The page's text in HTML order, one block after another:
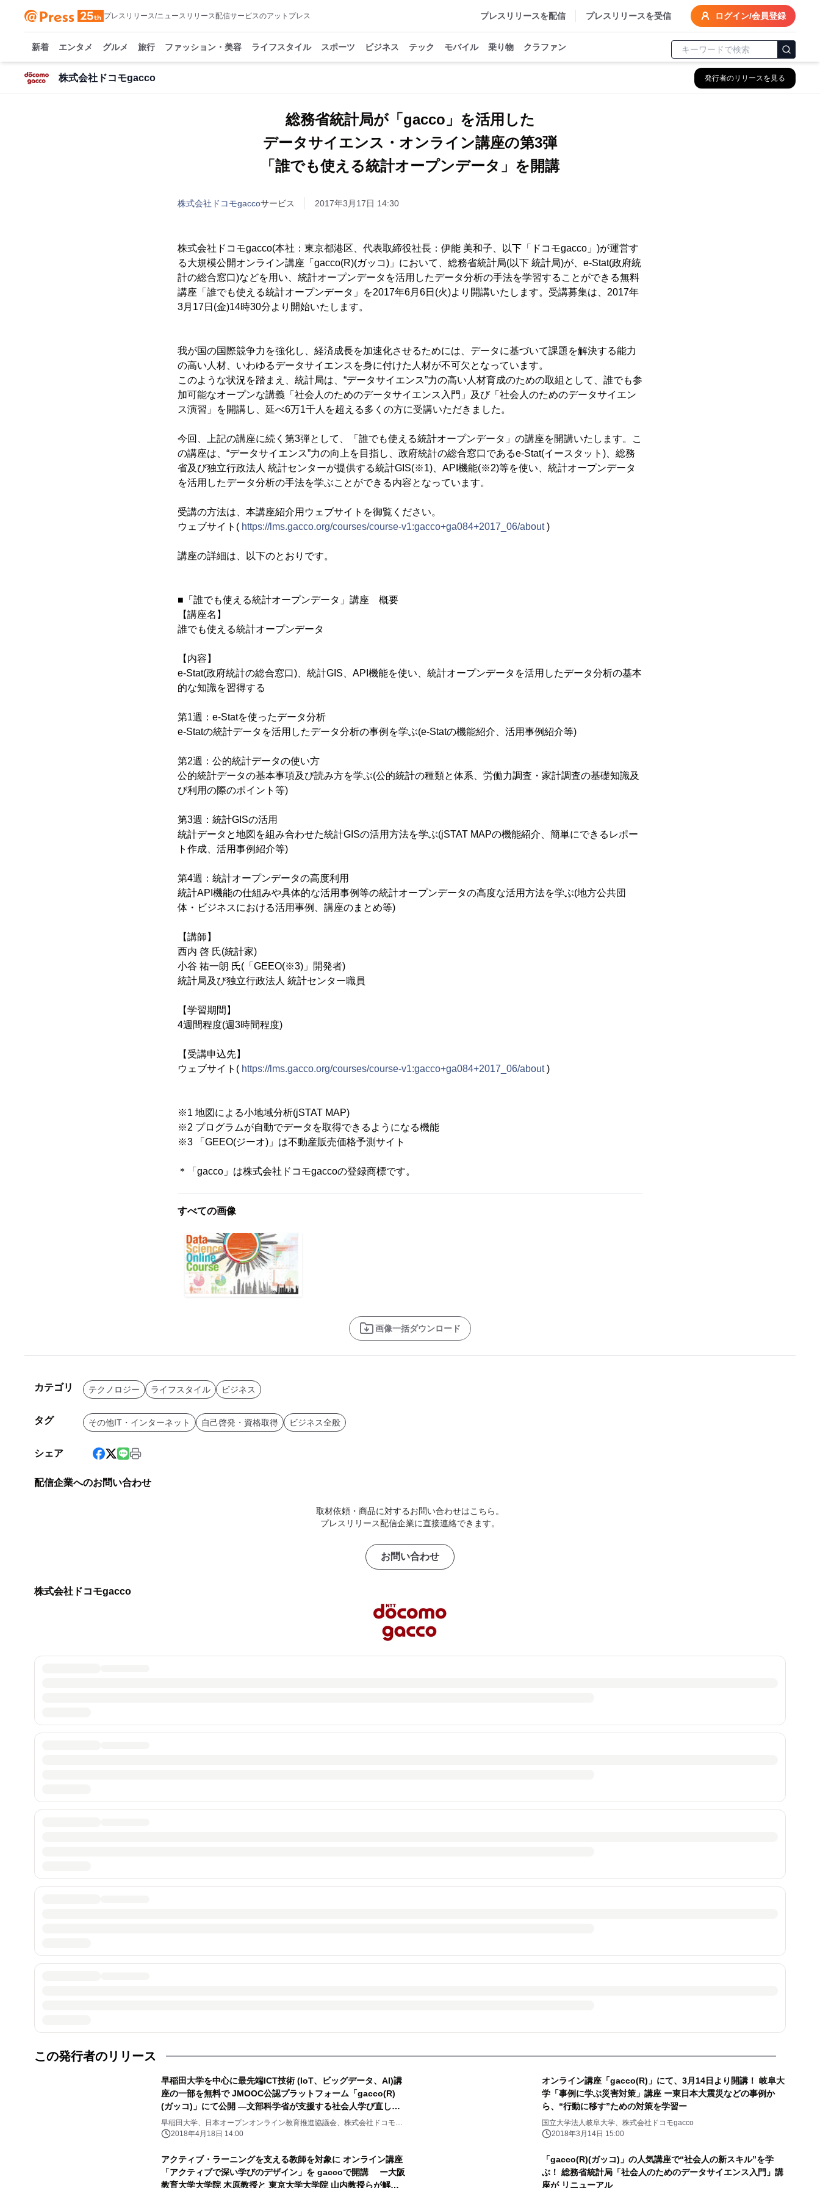
プレスリリース/ニュースリリース配信サービスのアットプレス プレスリリースを配信 プレスリリースを受信 ログイン/会員登録
新着 エンタメ グルメ 旅行 ファッション・美容 ライフスタイル スポーツ ビジネス テック モバイル 乗り物 クラファン
株式会社ドコモgacco 発行者のリリースを見る
総務省統計局が「gacco」を活用した
データサイエンス・オンライン講座の第3弾
「誰でも使える統計オープンデータ」を開講
株式会社ドコモgaccoサービス 2017年3月17日 14:30
株式会社ドコモgacco(本社：東京都港区、代表取締役社長：伊能 美和子、以下「ドコモgacco」)が運営す
る大規模公開オンライン講座「gacco(R)(ガッコ)」において、総務省統計局(以下 統計局)が、e-Stat(政府統
計の総合窓口)などを用い、統計オープンデータを活用したデータ分析の手法を学習することができる無料
講座「誰でも使える統計オープンデータ」を2017年6月6日(火)より開講いたします。受講募集は、2017年
3月17日(金)14時30分より開始いたします。
我が国の国際競争力を強化し、経済成長を加速化させるためには、データに基づいて課題を解決する能力
の高い人材、いわゆるデータサイエンスを身に付けた人材が不可欠となっています。
このような状況を踏まえ、統計局は、“データサイエンス”力の高い人材育成のための取組として、誰でも参
加可能なオープンな講義「社会人のためのデータサイエンス入門」及び「社会人のためのデータサイエン
ス演習」を開講し、延べ6万1千人を超える多くの方に受講いただきました。
今回、上記の講座に続く第3弾として、「誰でも使える統計オープンデータ」の講座を開講いたします。こ
の講座は、“データサイエンス”力の向上を目指し、政府統計の総合窓口であるe-Stat(イースタット)、総務
省及び独立行政法人 統計センターが提供する統計GIS(※1)、API機能(※2)等を使い、統計オープンデータ
を活用したデータ分析の手法を学ぶことができる内容となっています。
受講の方法は、本講座紹介用ウェブサイトを御覧ください。
ウェブサイト( https://lms.gacco.org/courses/course-v1:gacco+ga084+2017_06/about)
講座の詳細は、以下のとおりです。
■「誰でも使える統計オープンデータ」講座 概要
【講座名】
誰でも使える統計オープンデータ
【内容】
e-Stat(政府統計の総合窓口)、統計GIS、API機能を使い、統計オープンデータを活用したデータ分析の基本
的な知識を習得する
第1週：e-Statを使ったデータ分析
e-Statの統計データを活用したデータ分析の事例を学ぶ(e-Statの機能紹介、活用事例紹介等)
第2週：公的統計データの使い方
公的統計データの基本事項及び読み方を学ぶ(公的統計の種類と体系、労働力調査・家計調査の基礎知識及
び利用の際のポイント等)
第3週：統計GISの活用
統計データと地図を組み合わせた統計GISの活用方法を学ぶ(jSTAT MAPの機能紹介、簡単にできるレポー
ト作成、活用事例紹介等)
第4週：統計オープンデータの高度利用
統計API機能の仕組みや具体的な活用事例等の統計オープンデータの高度な活用方法を学ぶ(地方公共団
体・ビジネスにおける活用事例、講座のまとめ等)
【講師】
西内 啓 氏(統計家)
小谷 祐一朗 氏(「GEEO(※3)」開発者)
統計局及び独立行政法人 統計センター職員
【学習期間】
4週間程度(週3時間程度)
【受講申込先】
ウェブサイト( https://lms.gacco.org/courses/course-v1:gacco+ga084+2017_06/about)
※1 地図による小地域分析(jSTAT MAP)
※2 プログラムが自動でデータを取得できるようになる機能
※3 「GEEO(ジーオ)」は不動産販売価格予測サイト
＊「gacco」は株式会社ドコモgaccoの登録商標です。
すべての画像
画像一括ダウンロード
カテゴリ テクノロジー ライフスタイル ビジネス
タグ その他IT・インターネット 自己啓発・資格取得 ビジネス全般
シェア
配信企業へのお問い合わせ
取材依頼・商品に対するお問い合わせはこちら。
プレスリリース配信企業に直接連絡できます。
お問い合わせ
株式会社ドコモgacco
この発行者のリリース
早稲田大学を中心に最先端ICT技術 (IoT、ビッグデータ、AI)講
座の一部を無料で JMOOC公認プラットフォーム「gacco(R)
(ガッコ)」にて公開 ―文部科学省が支援する社会人学び直し事
業で AI・IoT人材を創出―
早稲田大学、日本オープンオンライン教育推進協議会、株式会社ドコモ
gacco2018年4月18日 14:00
オンライン講座「gacco(R)」にて、3月14日より開講！ 岐阜大
学「事例に学ぶ災害対策」講座 ー東日本大震災などの事例か
ら、“行動に移す”ための対策を学習ー
国立大学法人岐阜大学、株式会社ドコモgacco
2018年3月14日 15:00
アクティブ・ラーニングを支える教師を対象に オンライン講座
「アクティブで深い学びのデザイン」を gaccoで開講 ー大阪
教育大学大学院 木原教授と 東京大学大学院 山内教授らが解説
「gacco(R)(ガッコ)」の人気講座で“社会人の新スキル”を学
ぶ！ 総務省統計局「社会人のためのデータサイエンス入門」講
座が リニューアル